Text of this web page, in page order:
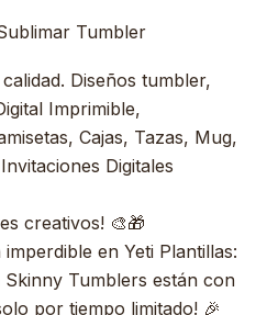
Tumbler
Diseños tumbler,
Imprimible,
Cajas, Tazas, Mug,
Digitales
creativos! 🎨🎁
en Yeti Plantillas:
Skinny Tumblers están con
por tiempo limitado! 🎉